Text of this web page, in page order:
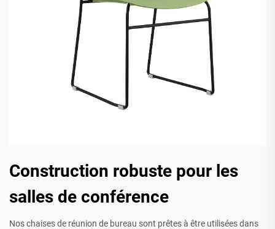
Construction robuste pour les
salles de conférence
Nos chaises de réunion de bureau sont prêtes à être utilisées dans